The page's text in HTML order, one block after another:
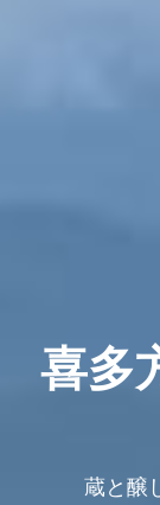
喜多
蔵と醸